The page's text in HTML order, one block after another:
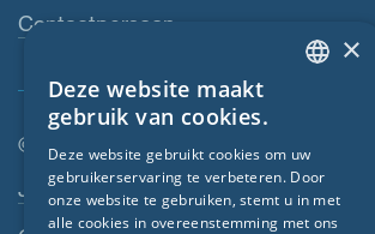
Contactpersoon
© SIGA 2026
Footer-navigatie
Jobs
FRENCH
CZECH
×
Deze website maakt
gebruik van cookies.
Deze website gebruikt cookies om uw
gebruikerservaring te verbeteren. Door
onze website te gebruiken, stemt u in met
alle cookies in overeenstemming met ons